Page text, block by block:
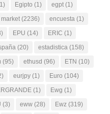
Egipto (1) egpt (1)
(2236) encuesta (1)
EPU (14) ERIC (1)
(20) estadistica (158)
(95) ethusd (96) ETN (10)
eurjpy (1) Euro (104)
(1) Ewg (1)
(3) eww (28) Ewz (319)